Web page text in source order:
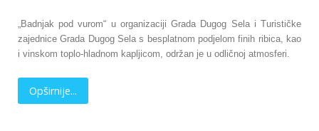
„Badnjak pod vurom“ u organizaciji Grada Dugog Sela i Turističke
zajednice Grada Dugog Sela s besplatnom podjelom finih ribica, kao
i vinskom toplo-hladnom kapljicom, održan je u odličnoj atmosferi.
Opširnije...